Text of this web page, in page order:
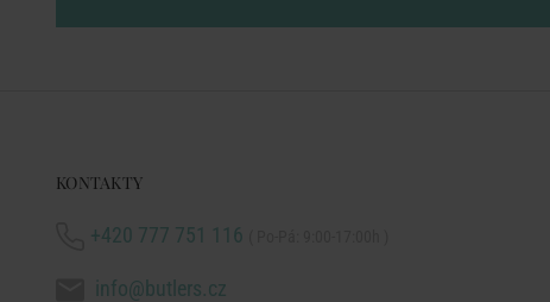
KONTAKTY
+420 777 751 116
info@butlers.cz